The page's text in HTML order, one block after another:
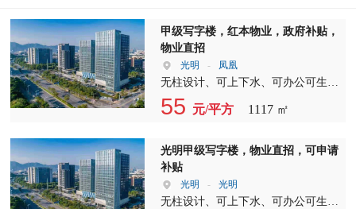
甲级写字楼，红本物业，政府补贴，
物业直招
光明 - 凤凰
无柱设计、可上下水、可办公可生
产、楼上工业最佳选择、可申请多项
政策补贴 房号：1605单元 三面采光
税/月 空调：24小时记电费 朝向：东
南 备注：整栋室内无柱设计、消防
合格，可上下水排烟排污、红本可备
案、可协助申请多项补贴、可办公及
55 元/平方 1117 ㎡
光明甲级写字楼，物业直招，可申请
补贴
光明 - 光明
无柱设计、可上下水、可办公可生